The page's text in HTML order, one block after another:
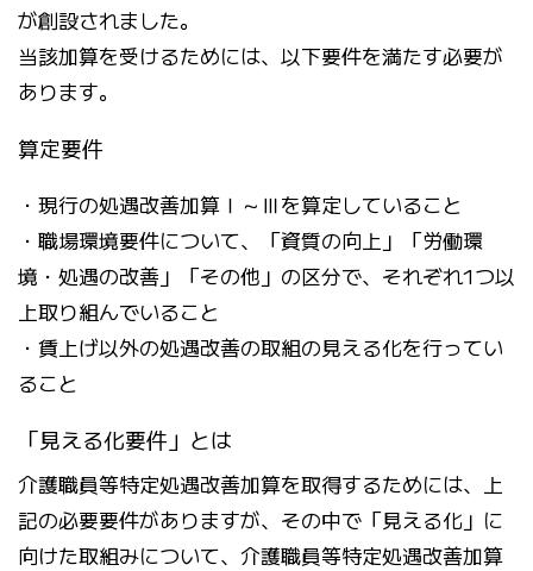
が創設されました。
当該加算を受けるためには、以下要件を満たす必要が
あります。
算定要件
・現行の処遇改善加算Ⅰ～Ⅲを算定していること
・職場環境要件について、「資質の向上」「労働環
境・処遇の改善」「その他」の区分で、それぞれ1つ以
上取り組んでいること
・賃上げ以外の処遇改善の取組の見える化を行ってい
ること
「見える化要件」とは
介護職員等特定処遇改善加算を取得するためには、上
記の必要要件がありますが、その中で「見える化」に
向けた取組みについて、介護職員等特定処遇改善加算